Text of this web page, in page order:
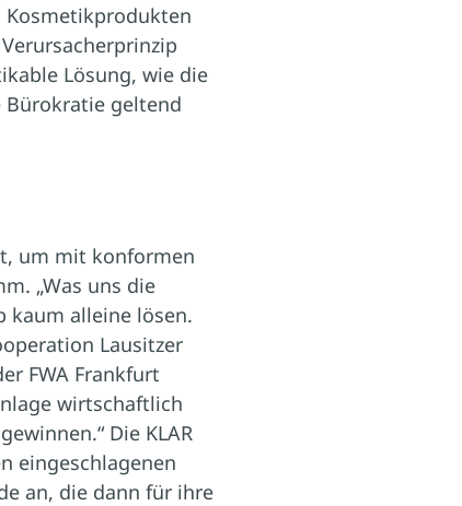
Kosmetikprodukten
Lösung, wie die
Bürokratie geltend
um mit konformen
„Was uns die
kaum alleine lösen.
Lausitzer
FWA Frankfurt
wirtschaftlich
Die KLAR
eingeschlagenen
an, die dann für ihre